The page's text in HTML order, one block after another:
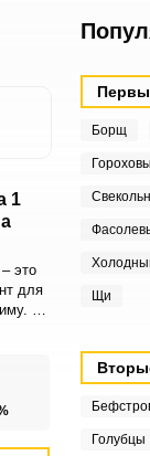
1
это
для
С
Борщ
Щи
Голубцы